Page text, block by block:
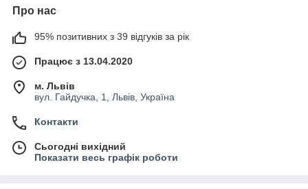
Про нас
95% позитивних з 39 відгуків за рік
Працює з 13.04.2020
м. Львів
вул. Гайдучка, 1, Львів, Україна
Контакти
Сьогодні вихідний
Показати весь графік роботи